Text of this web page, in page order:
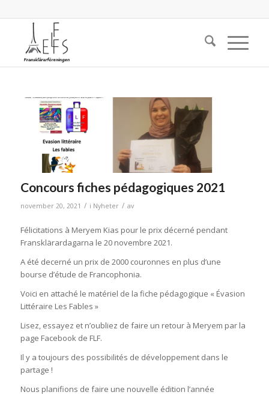
Concours fiches pédagogiques 2021
november 20, 2021 / i Nyheter / av
Félicitations à Meryem Kias pour le prix décerné pendant
Fransklärardagarna le 20 novembre 2021.
A été decerné un prix de 2000 couronnes en plus d’une
bourse d’étude de Francophonia.
Voici en attaché le matériel de la fiche pédagogique « Évasion
Littéraire Les Fables »
Lisez, essayez et n’oubliez de faire un retour à Meryem par la
page Facebook de FLF.
Il y a toujours des possibilités de développement dans le
partage !
Nous planifions de faire une nouvelle édition l’année